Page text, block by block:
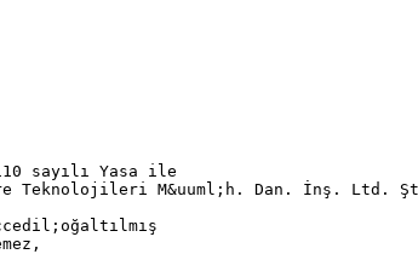
sayılı Yasa ile
Teknolojileri M&uuml;h. Dan. İnş. Ltd.